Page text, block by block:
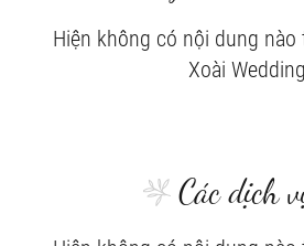
Hiện không có nội dung
Xoài Wedding
Các dịch